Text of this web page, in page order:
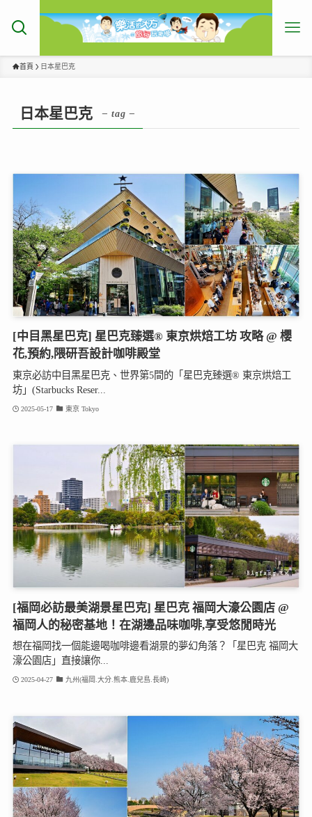
首頁 日本星巴克
日本星巴克 – tag –
[中目黑星巴克] 星巴克臻選® 東京烘焙工坊 攻略 @ 櫻
花,預約,隈研吾設計咖啡殿堂
東京必訪中目黑星巴克、世界第5間的「星巴克臻選® 東京烘焙工
坊」(Starbucks Reser...
2025-05-17 東京 Tokyo
[福岡必訪最美湖景星巴克] 星巴克 福岡大濠公園店 @
福岡人的秘密基地！在湖邊品味咖啡,享受悠閒時光
想在福岡找一個能邊喝咖啡邊看湖景的夢幻角落？「星巴克 福岡大
濠公園店」直接讓你...
2025-04-27 九州(福岡.大分.熊本.鹿兒島.長崎)